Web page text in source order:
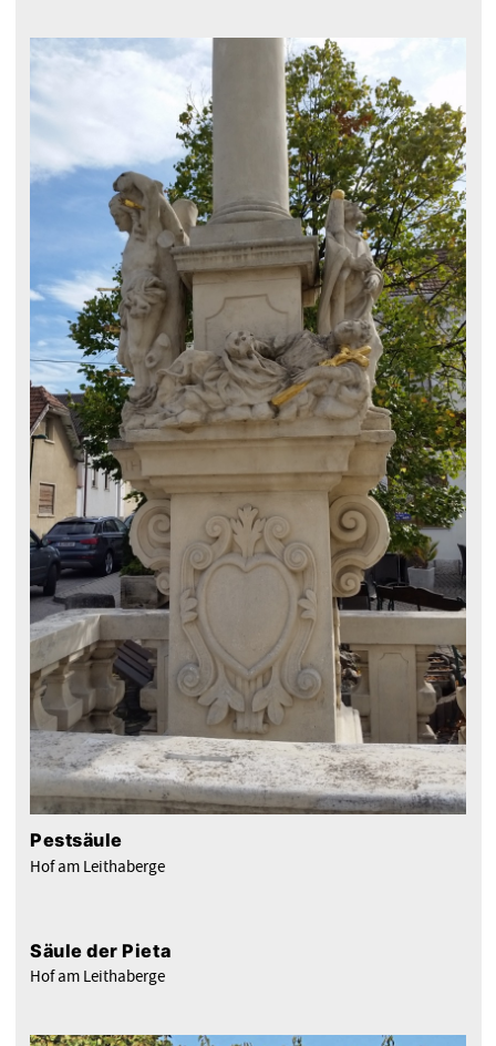
Pestsäule
Hof am Leithaberge
Säule der Pieta
Hof am Leithaberge